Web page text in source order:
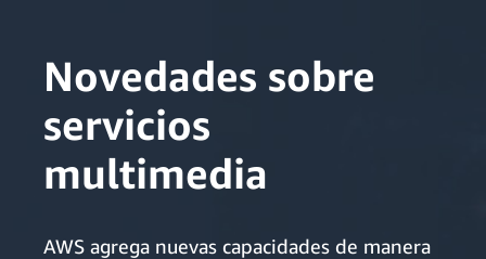
Novedades sobre
servicios
multimedia
AWS agrega nuevas capacidades de manera